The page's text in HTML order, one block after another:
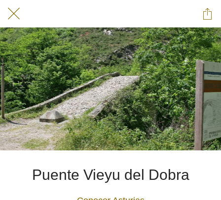
Puente Vieyu del Dobra